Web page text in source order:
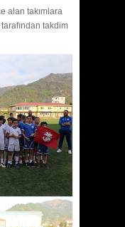
alan takımlara
takdim